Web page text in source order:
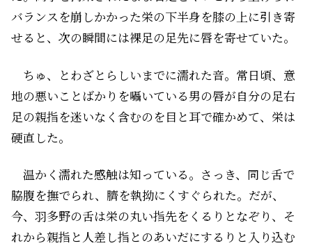
バランスを崩しかかった栄の下半身を膝の上に引き寄
せると、次の瞬間には裸足の足先に唇を寄せていた。
ちゅ、とわざとらしいまでに濡れた音。常日頃、意
地の悪いことばかりを囁いている男の唇が自分の足――右
足の親指を迷いなく含むのを目と耳で確かめて、栄は
硬直した。
温かく濡れた感触は知っている。さっき、同じ舌で
脇腹を撫でられ、臍を執拗にくすぐられた。だが、
今、羽多野の舌は栄の丸い指先をくるりとなぞり、そ
れから親指と人差し指とのあいだにするりと入り込む